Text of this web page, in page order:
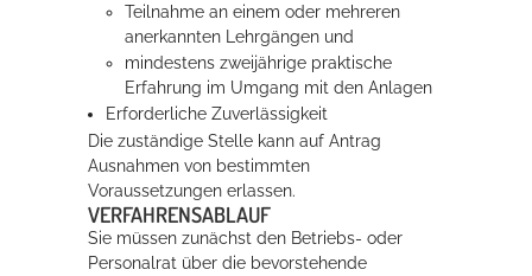
Teilnahme an einem oder mehreren
anerkannten Lehrgängen und
mindestens zweijährige praktische
Erfahrung im Umgang mit den Anlagen
Erforderliche Zuverlässigkeit
Die zuständige Stelle kann auf Antrag
Ausnahmen von bestimmten
Voraussetzungen erlassen.
VERFAHRENSABLAUF
Sie müssen zunächst den Betriebs- oder
Personalrat über die bevorstehende